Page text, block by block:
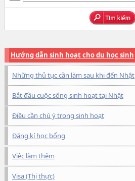
Hướng dẫn sinh hoạt cho du học sinh
Những thủ tục cần làm sau khi đến Nhật
Bắt đầu cuộc sống sinh hoạt tại Nhật
Điều cần chú ý trong sinh hoạt
Đăng kí học bổng
Việc làm thêm
Visa (Thị thực)